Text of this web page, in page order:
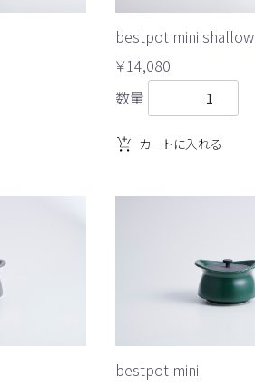
bestpot mini shallow
￥14,080
数量
カートに入れる
bestpot mini